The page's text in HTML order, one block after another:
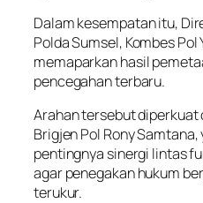
Dalam kesempatan itu,
Polda Sumsel, Kombes Pol
memaparkan hasil
pencegahan terbaru.
Arahan tersebut diperkuat
Brigjen Pol Rony
pentingnya sinergi lintas
agar penegakan hukum
terukur.